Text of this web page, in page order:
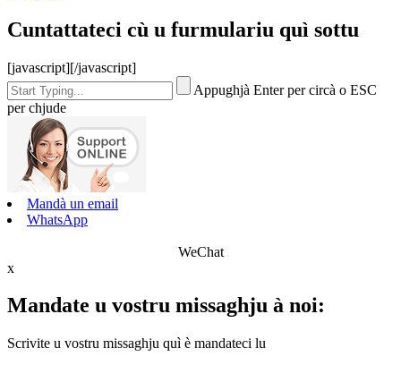
Cuntattateci cù u furmulariu quì sottu
[javascript][/javascript]
Appughjà Enter per circà o ESC
per chjude
Mandà un email
WhatsApp
WeChat
x
Mandate u vostru missaghju à noi:
Scrivite u vostru missaghju quì è mandateci lu